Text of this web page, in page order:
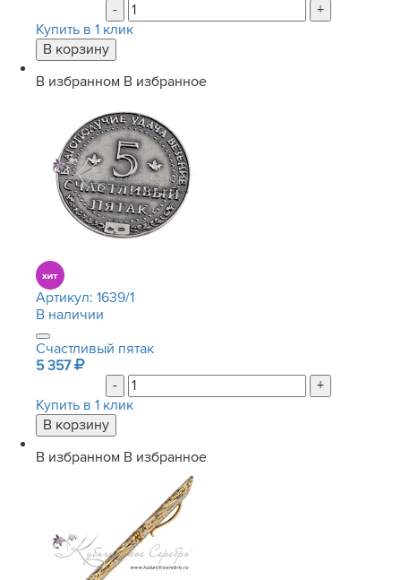
-
+
Купить в 1 клик
В избранном В избранное
Артикул: 1639/1
В наличии
Счастливый пятак
5 357
-
+
Купить в 1 клик
В избранном В избранное